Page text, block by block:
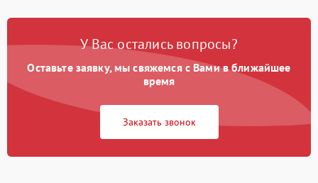
У Вас остались вопросы?
Оставьте заявку, мы свяжемся с Вами в ближайшее
время
Заказать звонок